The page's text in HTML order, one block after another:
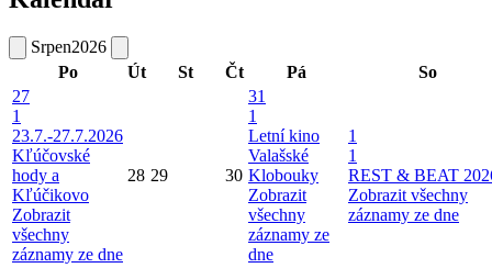
Srpen2026
Po
Út St Čt Pá
So
27
1
23.7.-27.7.2026
Kľúčovské
hody a
Kľúčikovo
Zobrazit
všechny
záznamy ze dne
28 29 30
31
1
Letní kino
Valašské
Klobouky
Zobrazit
všechny
záznamy ze
dne
1
1
REST & BEAT
Zobrazit všechny
záznamy ze dne